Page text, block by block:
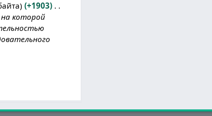
+1903
которой